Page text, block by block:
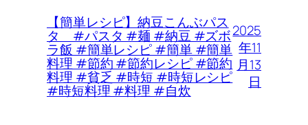
【簡単レシピ】納豆こんぶパス
タ #パスタ #麺 #納豆 #ズボ
ラ飯 #簡単レシピ #簡単 #簡単
料理 #節約 #節約レシピ #節約
料理 #貧乏 #時短 #時短レシピ
#時短料理 #料理 #自炊
2025
年11
月13
日